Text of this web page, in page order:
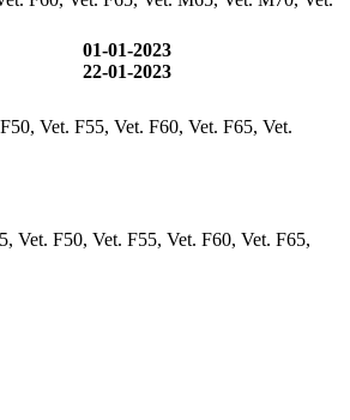
01-01-2023
22-01-2023
Vet. F55, Vet. F60, Vet. F65, Vet.
Vet. F50, Vet. F55, Vet. F60, Vet. F65,